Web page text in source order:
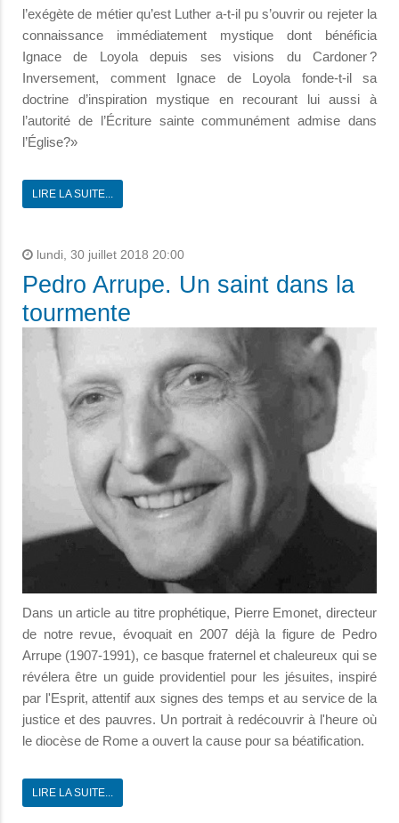
l’exégète de métier qu’est Luther a-t-il pu s’ouvrir ou rejeter la
connaissance immédiatement mystique dont bénéficia
Ignace de Loyola depuis ses visions du Cardoner ?
Inversement, comment Ignace de Loyola fonde-t-il sa
doctrine d’inspiration mystique en recourant lui aussi à
l’autorité de l’Écriture sainte communément admise dans
l’Église?»
LIRE LA SUITE...
lundi, 30 juillet 2018 20:00
Pedro Arrupe. Un saint dans la
tourmente
Dans un article au titre prophétique, Pierre Emonet, directeur
de notre revue, évoquait en 2007 déjà la figure de Pedro
Arrupe (1907-1991), ce basque fraternel et chaleureux qui se
révélera être un guide providentiel pour les jésuites, inspiré
par l'Esprit, attentif aux signes des temps et au service de la
justice et des pauvres. Un portrait à redécouvrir à l'heure où
le diocèse de Rome a ouvert la cause pour sa béatification.
LIRE LA SUITE...